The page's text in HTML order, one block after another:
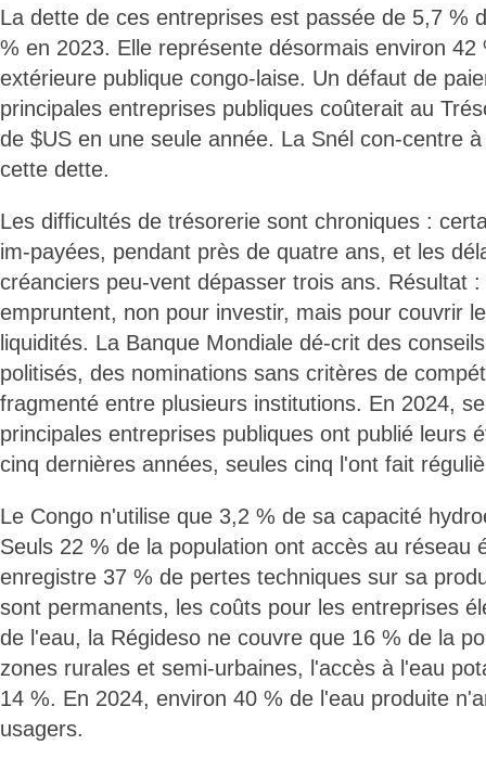
La dette de ces entreprises est passée de 5,7 %
% en 2023. Elle représente désormais environ 42
extérieure publique congo-laise. Un défaut de
principales entreprises publiques coûterait au
de $US en une seule année. La Snél con-centre
cette dette.
Les difficultés de trésorerie sont chroniques :
im-payées, pendant près de quatre ans, et les
créanciers peu-vent dépasser trois ans. Résultat
empruntent, non pour investir, mais pour couvrir
liquidités. La Banque Mondiale dé-crit des
politisés, des nominations sans critères de
fragmenté entre plusieurs institutions. En 2024,
principales entreprises publiques ont publié leurs
cinq dernières années, seules cinq l'ont fait
Le Congo n'utilise que 3,2 % de sa capacité
Seuls 22 % de la population ont accès au réseau
enregistre 37 % de pertes techniques sur sa
sont permanents, les coûts pour les entreprises
de l'eau, la Régideso ne couvre que 16 % de la
zones rurales et semi-urbaines, l'accès à l'eau
14 %. En 2024, environ 40 % de l'eau produite
usagers.